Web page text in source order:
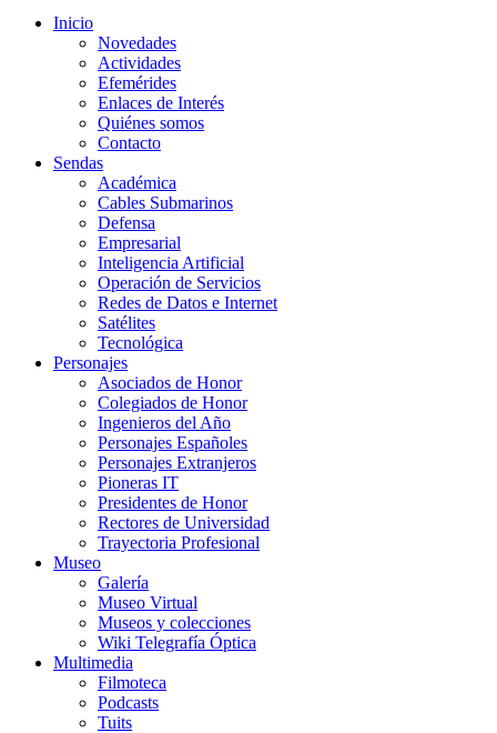
Inicio
Novedades
Actividades
Efemérides
Enlaces de Interés
Quiénes somos
Contacto
Sendas
Académica
Cables Submarinos
Defensa
Empresarial
Inteligencia Artificial
Operación de Servicios
Redes de Datos e Internet
Satélites
Tecnológica
Personajes
Asociados de Honor
Colegiados de Honor
Ingenieros del Año
Personajes Españoles
Personajes Extranjeros
Pioneras IT
Presidentes de Honor
Rectores de Universidad
Trayectoria Profesional
Museo
Galería
Museo Virtual
Museos y colecciones
Wiki Telegrafía Óptica
Multimedia
Filmoteca
Podcasts
Tuits